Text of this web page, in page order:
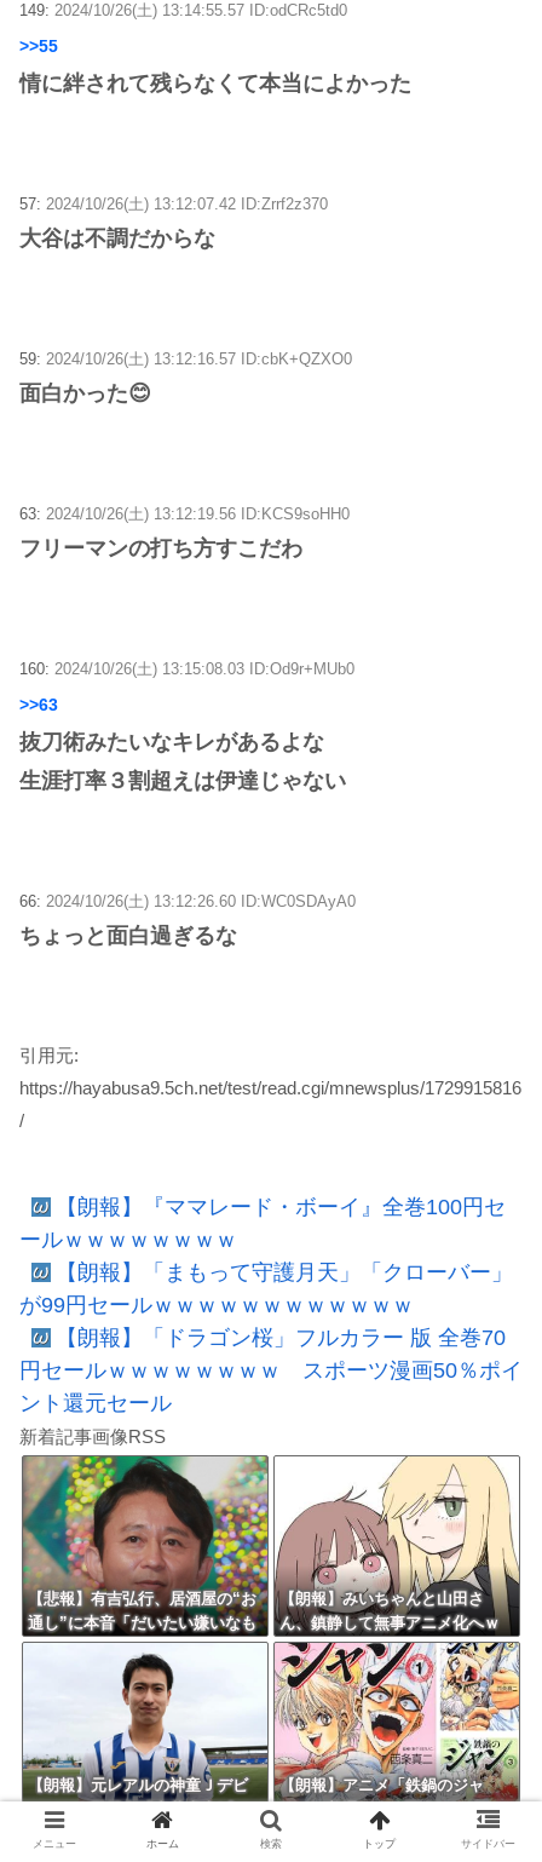
149: 2024/10/26(土) 13:14:55.57 ID:odCRc5td0
>>55
情に絆されて残らなくて本当によかった
57: 2024/10/26(土) 13:12:07.42 ID:Zrrf2z370
大谷は不調だからな
59: 2024/10/26(土) 13:12:16.57 ID:cbK+QZXO0
面白かった😊
63: 2024/10/26(土) 13:12:19.56 ID:KCS9soHH0
フリーマンの打ち方すこだわ
160: 2024/10/26(土) 13:15:08.03 ID:Od9r+MUb0
>>63
抜刀術みたいなキレがあるよな
生涯打率３割超えは伊達じゃない
66: 2024/10/26(土) 13:12:26.60 ID:WC0SDAyA0
ちょっと面白過ぎるな
引用元:
https://hayabusa9.5ch.net/test/read.cgi/mnewsplus/1729915816
/
【朗報】『ママレード・ボーイ』全巻100円セ
ールｗｗｗｗｗｗｗｗ
【朗報】「まもって守護月天」「クローバー」
が99円セールｗｗｗｗｗｗｗｗｗｗｗｗ
【朗報】「ドラゴン桜」フルカラー 版 全巻70
円セールｗｗｗｗｗｗｗｗ スポーツ漫画50％ポイ
ント還元セール
新着記事画像RSS
【悲報】有吉弘行、居酒屋の“お
通し”に本音「だいたい嫌いなも
のが出てくる」「お通しカット
してもらえますかって言ったこ
【朗報】みいちゃんと山田さ
ん、鎮静して無事アニメ化へｗ
ｗｗｗｗｗｗｗｗ
【朗報】元レアルの神童Ｊデビ
ューへ！登録名「中井卓大ピ
ピ」日本初挑戦の22歳今治MFが
【朗報】アニメ「鉄鍋のジャ
ン」、普通にクソ面白いｗｗｗ
ｗｗｗｗｗｗｗｗ
メニュー ホーム 検索 トップ サイドバー